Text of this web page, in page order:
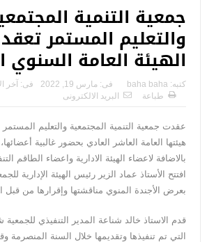
جمعية التنمية
والتعليم المستمر
الهيئة العامة السنوي
كتبه: baha baha فى: مارس 19, 2022 فى: آخر
طباعة
البريد الالكترونى
عقدت جمعية التنمية المجتمعية والتعليم
هيئتها العامة العاشر العادي بحضور غالبية
بالاضافة لاعضاء الهيئة الادارية واعضاء الطاقم
افتتح الأستاذ عماد الزير رئيس الهيئة الإدارية
بعرض الأجندة المنوي مناقشتها وإقرارها من قبل
قدم الاستاذ خالد شناعة المدير التنفيذي
التي تم تنفيذها وتقديمها خلال السنة